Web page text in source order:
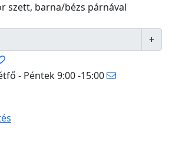
szett, barna/bézs párnával
- Péntek 9:00 -15:00